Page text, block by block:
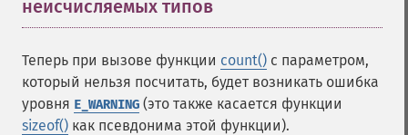
неисчисляемых типов
Теперь при вызове функции count() с параметром,
который нельзя посчитать, будет возникать ошибка
уровня E_WARNING (это также касается функции
sizeof() как псевдонима этой функции).